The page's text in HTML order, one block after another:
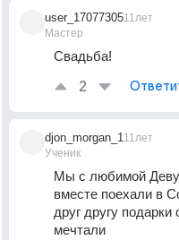
user_17077305
Мастер
11лет
Свадьба!
2
djon_morgan_1
Ученик
11лет
Мы с любимой
вместе поехали в
друг другу подарки
мечтали